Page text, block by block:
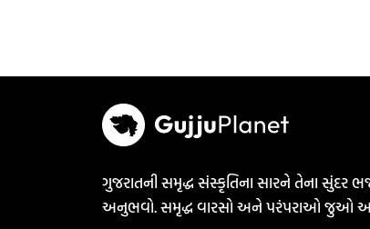
ગુજરાતની સમૃદ્ધ સંસ્કૃતિના સારને તેના સુંદર
અનુભવો. સમૃદ્ધ વારસો અને પરંપરાઓ જુઓ